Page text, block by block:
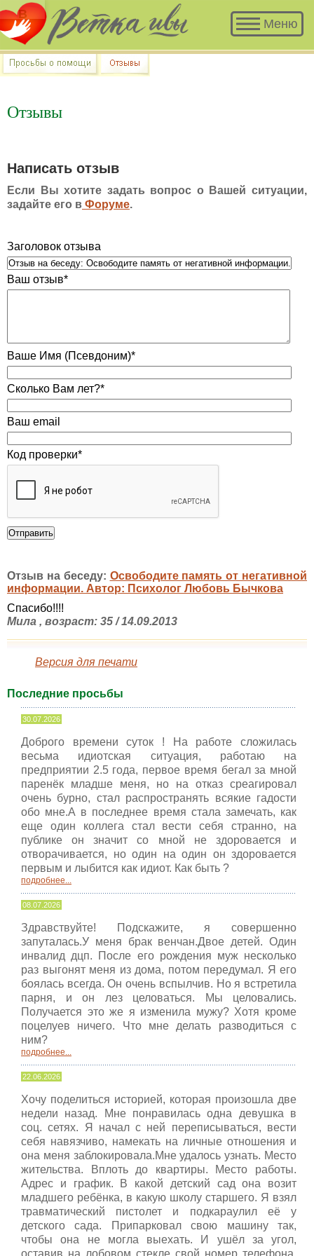
В разделе «Просьбы о помощи»
много историй, авторы которых
остро нуждаются в Вашем участии
и совете.
Меню
Отзывы
Написать отзыв
Если Вы хотите задать вопрос о Вашей ситуации,
задайте его в Форуме.
Заголовок отзыва
Ваш отзыв*
Ваше Имя (Псевдоним)*
Сколько Вам лет?*
Ваш email
Код проверки*
Отзыв на беседу: Освободите память от негативной
информации. Автор: Психолог Любовь Бычкова
Спасибо!!!!
Мила , возраст: 35 / 14.09.2013
Версия для печати
Последние просьбы
30.07.2026
Доброго времени суток ! На работе сложилась
весьма идиотская ситуация, работаю на
предприятии 2.5 года, первое время бегал за мной
паренёк младше меня, но на отказ среагировал
очень бурно, стал распространять всякие гадости
обо мне.А в последнее время стала замечать, как
еще один коллега стал вести себя странно, на
публике он значит со мной не здоровается и
отворачивается, но один на один он здоровается
первым и лыбится как идиот. Как быть ?
подробнее...
08.07.2026
Здравствуйте! Подскажите, я совершенно
запуталась.У меня брак венчан.Двое детей. Один
инвалид дцп. После его рождения муж несколько
раз выгонят меня из дома, потом передумал. Я его
боялась всегда. Он очень вспылчив. Но я встретила
парня, и он лез целоваться. Мы целовались.
Получается это же я изменила мужу? Хотя кроме
поцелуев ничего. Что мне делать разводиться с
ним?
подробнее...
22.06.2026
Хочу поделиться историей, которая произошла две
недели назад. Мне понравилась одна девушка в
соц. сетях. Я начал с ней переписываться, вести
себя навязчиво, намекать на личные отношения и
она меня заблокировала.Мне удалось узнать. Место
жительства. Вплоть до квартиры. Место работы.
Адрес и график. В какой детский сад она возит
младшего ребёнка, в какую школу старшего. Я взял
травматический пистолет и подкараулил её у
детского сада. Припарковал свою машину так,
чтобы она не могла выехать. И ушёл за угол,
оставив на лобовом стекле свой номер телефона.